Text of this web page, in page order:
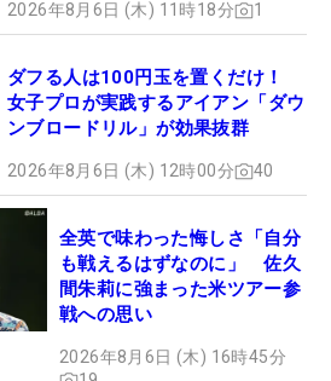
2026年8月6日 (木) 11時18分 1
ダフる人は100円玉を置くだけ！
女子プロが実践するアイアン「ダウ
ンブロードリル」が効果抜群
2026年8月6日 (木) 12時00分 40
全英で味わった悔しさ「自分
も戦えるはずなのに」 佐久
間朱莉に強まった米ツアー参
戦への思い
2026年8月6日 (木) 16時45分